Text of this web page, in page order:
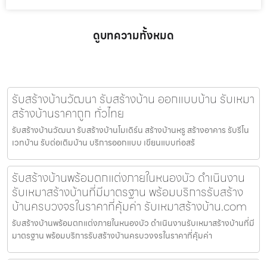
ดูบทความทั้งหมด
รับสร้างบ้านวัฒนา รับสร้างบ้าน ออกแบบบ้าน รับเหมา
สร้างบ้านราคาถูก ทั่วไทย
รับสร้างบ้านวัฒนา รับสร้างบ้านโมเดิร์น สร้างบ้านหรู สร้างอาคาร รับรีโน
เวทบ้าน รับต่อเติมบ้าน บริการออกแบบ เขียนแบบก่อสร้
รับสร้างบ้านพร้อมตกแต่งภายในหนองบัว ดำเนินงาน
รับเหมาสร้างบ้านที่มีมาตรฐาน พร้อมบริการรับสร้าง
บ้านครบวงจรในราคาที่คุ้มค่า รับเหมาสร้างบ้าน.com
รับสร้างบ้านพร้อมตกแต่งภายในหนองบัว ดำเนินงานรับเหมาสร้างบ้านที่มี
มาตรฐาน พร้อมบริการรับสร้างบ้านครบวงจรในราคาที่คุ้มค่า